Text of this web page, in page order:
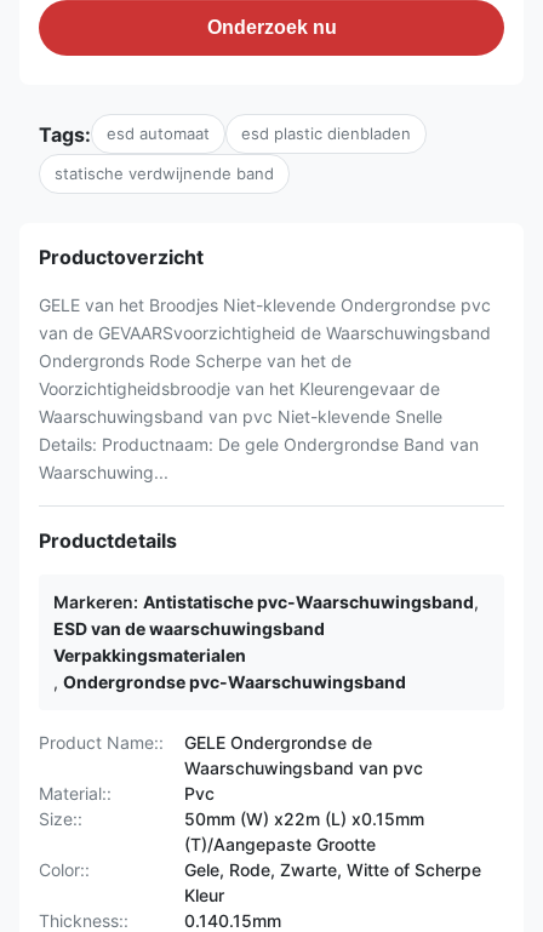
Onderzoek nu
Tags: esd automaat esd plastic dienbladen
statische verdwijnende band
Productoverzicht
GELE van het Broodjes Niet-klevende Ondergrondse pvc
van de GEVAARSvoorzichtigheid de Waarschuwingsband
Ondergronds Rode Scherpe van het de
Voorzichtigheidsbroodje van het Kleurengevaar de
Waarschuwingsband van pvc Niet-klevende Snelle
Details: Productnaam: De gele Ondergrondse Band van
Waarschuwing...
Productdetails
Markeren: Antistatische pvc-Waarschuwingsband,
ESD van de waarschuwingsband
Verpakkingsmaterialen
, Ondergrondse pvc-Waarschuwingsband
Product Name::
GELE Ondergrondse de
Waarschuwingsband van pvc
Material::
Pvc
Size::
50mm (W) x22m (L) x0.15mm
(T)/Aangepaste Grootte
Color::
Gele, Rode, Zwarte, Witte of Scherpe
Kleur
Thickness::
0.140.15mm